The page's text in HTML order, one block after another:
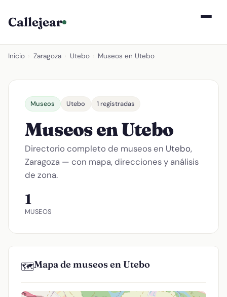
Callejear
Inicio Zaragoza Utebo Museos en Utebo
Museos Utebo 1 registradas
Museos en Utebo
Directorio completo de museos en Utebo,
Zaragoza — con mapa, direcciones y análisis
de zona.
1
MUSEOS
🗺️Mapa de museos en Utebo